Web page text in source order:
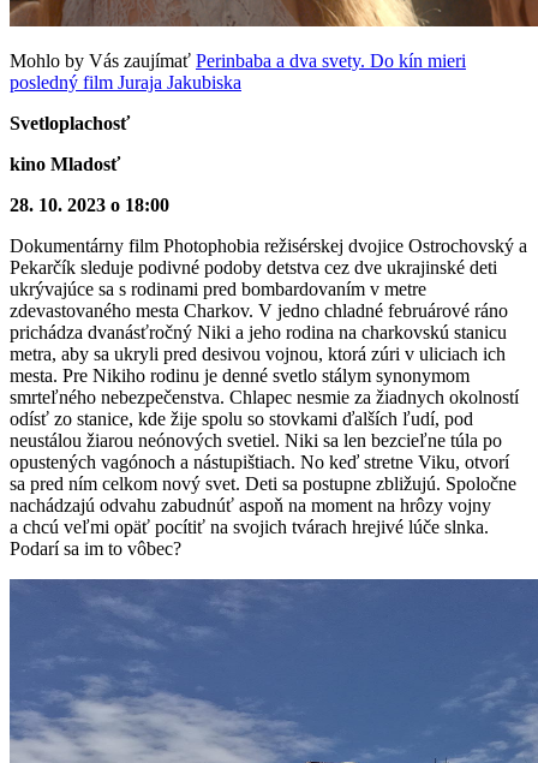
Mohlo by Vás zaujímať Perinbaba a dva svety. Do kín mieri
posledný film Juraja Jakubiska
Svetloplachosť
kino Mladosť
28. 10. 2023 o 18:00
Dokumentárny film Photophobia režisérskej dvojice Ostrochovský a
Pekarčík sleduje podivné podoby detstva cez dve ukrajinské deti
ukrývajúce sa s rodinami pred bombardovaním v metre
zdevastovaného mesta Charkov. V jedno chladné februárové ráno
prichádza dvanásťročný Niki a jeho rodina na charkovskú stanicu
metra, aby sa ukryli pred desivou vojnou, ktorá zúri v uliciach ich
mesta. Pre Nikiho rodinu je denné svetlo stálym synonymom
smrteľného nebezpečenstva. Chlapec nesmie za žiadnych okolností
odísť zo stanice, kde žije spolu so stovkami ďalších ľudí, pod
neustálou žiarou neónových svetiel. Niki sa len bezcieľne túla po
opustených vagónoch a nástupištiach. No keď stretne Viku, otvorí
sa pred ním celkom nový svet. Deti sa postupne zbližujú. Spoločne
nachádzajú odvahu zabudnúť aspoň na moment na hrôzy vojny
a chcú veľmi opäť pocítiť na svojich tvárach hrejivé lúče slnka.
Podarí sa im to vôbec?